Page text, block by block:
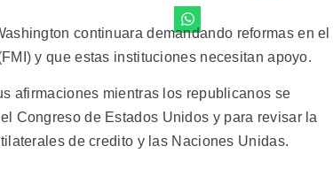
continuara demandando reformas en el
y que estas instituciones necesitan apoyo.
afirmaciones mientras los republicanos se
Congreso de Estados Unidos y para revisar la
de credito y las Naciones Unidas.